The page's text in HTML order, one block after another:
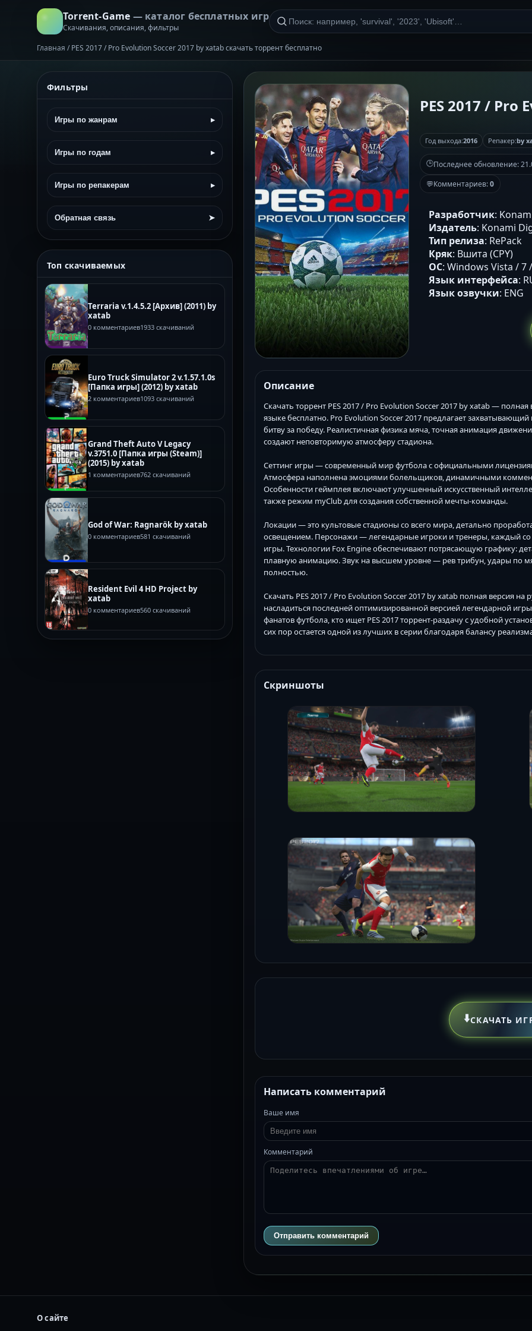
Torrent-Game — каталог бесплатных игр
Скачивания, описания, фильтры
Главная / PES 2017 / Pro Evolution Soccer 2017 by xatab скачать торрент бесплатно
Фильтры
Игры по жанрам ▸
Игры по годам ▸
Игры по репакерам ▸
Обратная связь ➤
Топ скачиваемых
Terraria v.1.4.5.2 [Архив] (2011) by
xatab
0 комментариев1933 скачиваний
Euro Truck Simulator 2 v.1.57.1.0s
[Папка игры] (2012) by xatab
2 комментариев1093 скачиваний
Grand Theft Auto V Legacy
v.3751.0 [Папка игры (Steam)]
(2015) by xatab
1 комментариев762 скачиваний
God of War: Ragnarök by xatab
0 комментариев581 скачиваний
Resident Evil 4 HD Project by
xatab
0 комментариев560 скачиваний
PES 2017 / Pro
Год выхода:2016 Репакер:by
🕒Последнее обновление:
💬Комментариев:0
Разработчик:
Издатель: Konami
Тип релиза: RePack
Кряк: Вшита (CPY)
ОС: Windows Vista / 7
Язык интерфейса:
Язык озвучки: ENG
Описание
Скачать торрент PES 2017 / Pro Evolution Soccer 2017 by xatab —
языке бесплатно. Pro Evolution Soccer 2017 предлагает
битву за победу. Реалистичная физика мяча, точная анимация
создают неповторимую атмосферу стадиона.
Сеттинг игры — современный мир футбола с официальными
Атмосфера наполнена эмоциями болельщиков, динамичными
Особенности геймплея включают улучшенный искусственный
также режим myClub для создания собственной мечты-команды.
Локации — это культовые стадионы со всего мира, детально
освещением. Персонажи — легендарные игроки и тренеры, каждый
игры. Технологии Fox Engine обеспечивают потрясающую графику:
плавную анимацию. Звук на высшем уровне — рев трибун, удары по
полностью.
Скачать PES 2017 / Pro Evolution Soccer 2017 by xatab полная версия
насладиться последней оптимизированной версией легендарной
фанатов футбола, кто ищет PES 2017 торрент-раздачу с удобной
сих пор остается одной из лучших в серии благодаря балансу
Скриншоты
⬇️СКАЧАТЬ
Написать комментарий
Ваше имя
Комментарий
Отправить комментарий
О сайте